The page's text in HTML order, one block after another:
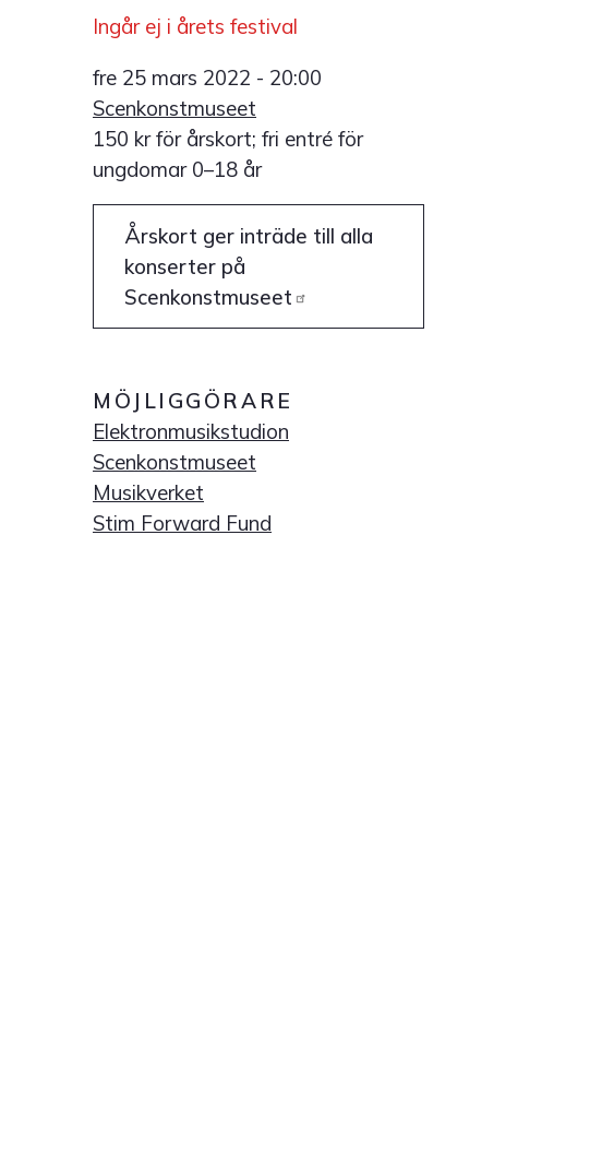
Ingår ej i årets festival
fre 25 mars 2022 - 20:00
Scenkonstmuseet
150 kr för årskort; fri entré för
ungdomar 0–18 år
Årskort ger inträde till alla
konserter på
Scenkonstmuseet
MÖJLIGGÖRARE
Elektronmusikstudion
Scenkonstmuseet
Musikverket
Stim Forward Fund